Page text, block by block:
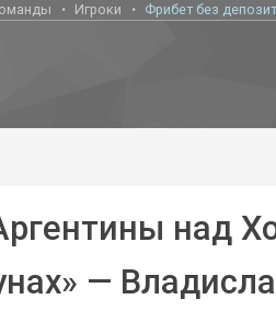
Игроки Фрибет без
над
—